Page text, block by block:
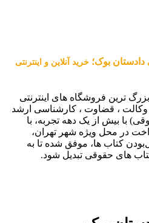
بوک؛ خرید آنلاین و اینترنتی
ترین فروشگاه های اینترنتی
، قضاوت ، کارشناسی ارشد
با بیش از یک دهه تجربه، با
در محل ویژه شهر تهران،
کتاب ها، موفق شده تا به
های حقوقی تبدیل شود.